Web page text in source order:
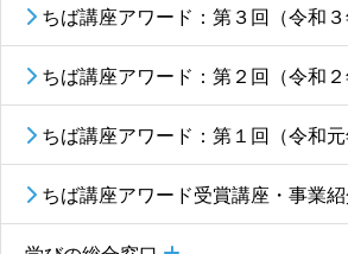
ちば講座アワード：第３回（令和３
ちば講座アワード：第２回（令和
ちば講座アワード：第１回（令和元
ちば講座アワード受賞講座・事業